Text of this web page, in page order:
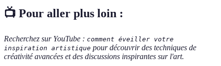
📺 Pour aller plus loin :
Recherchez sur YouTube : comment éveiller votre
inspiration artistique pour découvrir des techniques de
créativité avancées et des discussions inspirantes sur l'art.